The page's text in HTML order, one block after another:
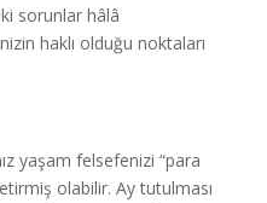
sorunlar hâlâ
haklı olduğu noktaları
yaşam felsefenizi “para
olabilir. Ay tutulması